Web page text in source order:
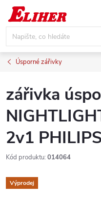
Přejít
obsah
Úsporné zářivky
zářivka
2v1
Kód produktu: 014064
Výprodej